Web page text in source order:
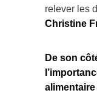
relever les
Christine
De son